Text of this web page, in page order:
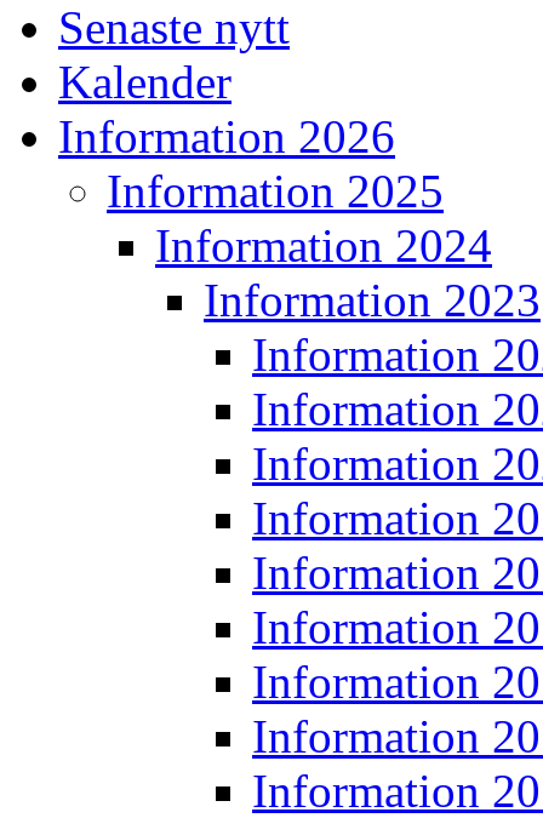
Senaste nytt
Kalender
Information 2026
Information 2025
Information 2024
Information 2023
Information
Information
Information
Information
Information
Information
Information
Information
Information